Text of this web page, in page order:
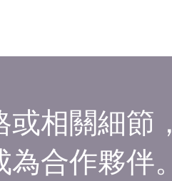
相關細節，
合作夥伴。